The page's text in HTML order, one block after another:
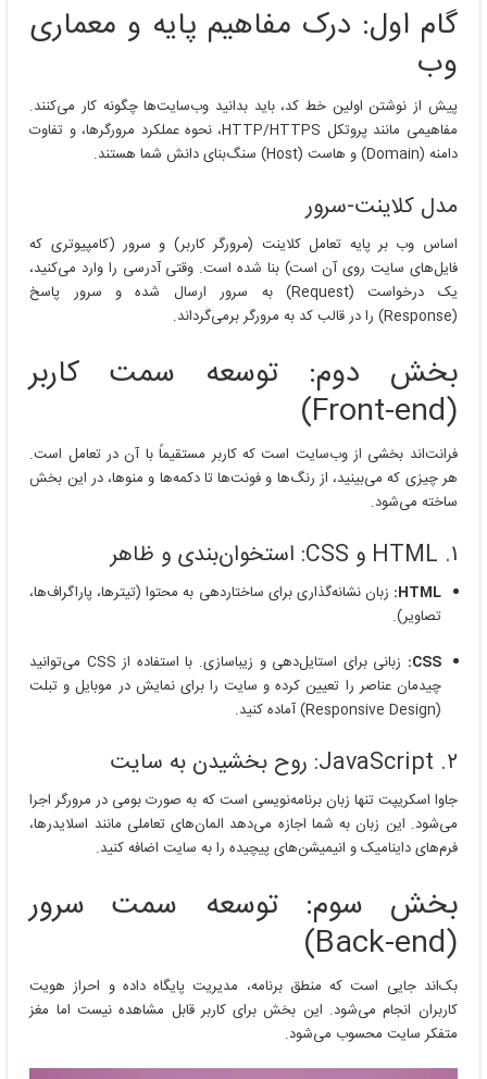
گام اول: درک مفاهیم پایه و معماری
وب
پیش از نوشتن اولین خط کد، باید بدانید وب‌سایت‌ها چگونه کار می‌کنند.
مفاهیمی مانند پروتکل HTTP/HTTPS، نحوه عملکرد مرورگرها، و تفاوت
دامنه (Domain) و هاست (Host) سنگ‌بنای دانش شما هستند.
مدل کلاینت-سرور
اساس وب بر پایه تعامل کلاینت (مرورگر کاربر) و سرور (کامپیوتری که
فایل‌های سایت روی آن است) بنا شده است. وقتی آدرسی را وارد می‌کنید،
یک درخواست (Request) به سرور ارسال شده و سرور پاسخ
(Response) را در قالب کد به مرورگر برمی‌گرداند.
بخش دوم: توسعه سمت کاربر
(Front-end)
فرانت‌اند بخشی از وب‌سایت است که کاربر مستقیماً با آن در تعامل است.
هر چیزی که می‌بینید، از رنگ‌ها و فونت‌ها تا دکمه‌ها و منوها، در این بخش
ساخته می‌شود.
۱. HTML و CSS: استخوان‌بندی و ظاهر
HTML: زبان نشانه‌گذاری برای ساختاردهی به محتوا (تیترها، پاراگراف‌ها،
تصاویر).
CSS:
زبانی برای استایل‌دهی و زیباسازی. با استفاده از CSS می‌توانید
چیدمان عناصر را تعیین کرده و سایت را برای نمایش در موبایل و تبلت
(Responsive Design) آماده کنید.
۲. JavaScript: روح بخشیدن به سایت
جاوا اسکریپت تنها زبان برنامه‌نویسی است که به صورت بومی در مرورگر اجرا
می‌شود. این زبان به شما اجازه می‌دهد المان‌های تعاملی مانند اسلایدرها،
فرم‌های داینامیک و انیمیشن‌های پیچیده را به سایت اضافه کنید.
بخش سوم: توسعه سمت سرور
(Back-end)
بک‌اند جایی است که منطق برنامه، مدیریت پایگاه داده و احراز هویت
کاربران انجام می‌شود. این بخش برای کاربر قابل مشاهده نیست اما مغز
متفکر سایت محسوب می‌شود.